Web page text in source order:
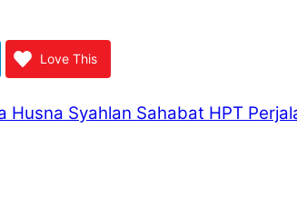
Love This
Syahlan Sahabat HPT